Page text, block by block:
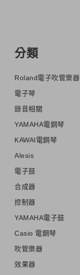
分類
Roland電子吹管樂器
電子琴
錄音相關
YAMAHA電鋼琴
KAWAI電鋼琴
Alesis
電子鼓
合成器
控制器
YAMAHA電子鼓
Casio 電鋼琴
吹管樂器
效果器